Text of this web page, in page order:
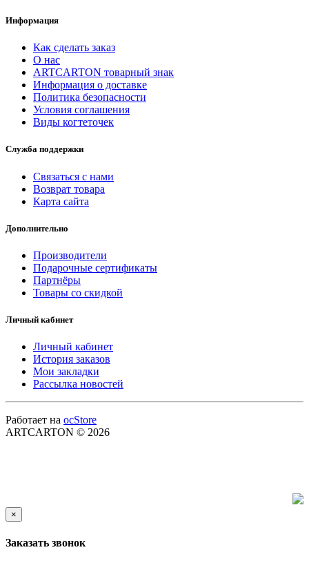
Информация
Как сделать заказ
О нас
ARTCARTON товарный знак
Информация о доставке
Политика безопасности
Условия соглашения
Виды когтеточек
Служба поддержки
Связаться с нами
Возврат товара
Карта сайта
Дополнительно
Производители
Подарочные сертификаты
Партнёры
Товары со скидкой
Личный кабинет
Личный кабинет
История заказов
Мои закладки
Рассылка новостей
Работает на ocStore
ARTCARTON © 2026
×
Заказать звонок